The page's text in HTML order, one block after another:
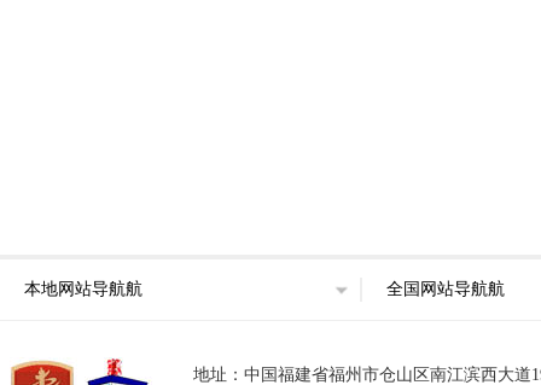
本地网站导航航 全国网站导航航
地址：中国福建省福州市仓山区南江滨西大道